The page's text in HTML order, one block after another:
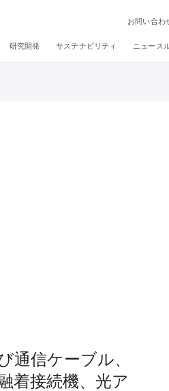
お問い合わ
研究開発 サステナビリティ ニュース
通信ケーブル、
着接続機、光ア